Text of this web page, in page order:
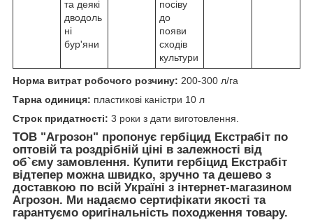
та деякі
дводоль
ні
бур'яни
посіву
до
появи
сходів
культури
Норма витрат робочого розчину: 200-300 л/га
Тарна одиниця: пластикові каністри 10 л
Строк придатності: 3 роки з дати виготовлення.
ТОВ "Агрозон" пропонує гербіцид Екстрабіт по
оптовій та роздрібній ціні в залежності від
об`єму замовлення. Купити гербіцид Екстрабіт
відтепер можна швидко, зручно та дешево з
доставкою по всій Україні з інтернет-магазином
Агрозон. Ми надаємо сертифікати якості та
гарантуємо оригінальність походження товару.